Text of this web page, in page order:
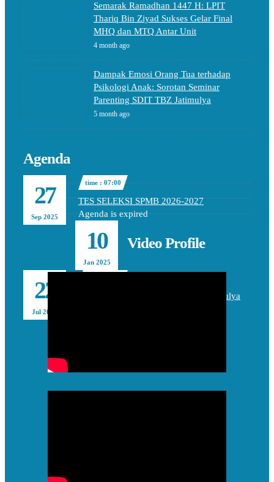
Semarak Ramadhan 1447 H: LPIT
Thariq Bin Ziyad Sukses Gelar Final
MHQ dan MTQ Antar Unit
4 month ago
Dampak Emosi Orang Tua terhadap
Psikologi Anak: Sorotan Seminar
Parenting SDIT TBZ Jatimulya
5 month ago
Agenda
27
Sep 2025
time : 07:00
TES SELEKSI SPMB 2026-2027
Agenda is expired
10
Jan 2025
Studium General BPI SDIT TBZ Jatimulya
22
Jul 2024
Video Profile